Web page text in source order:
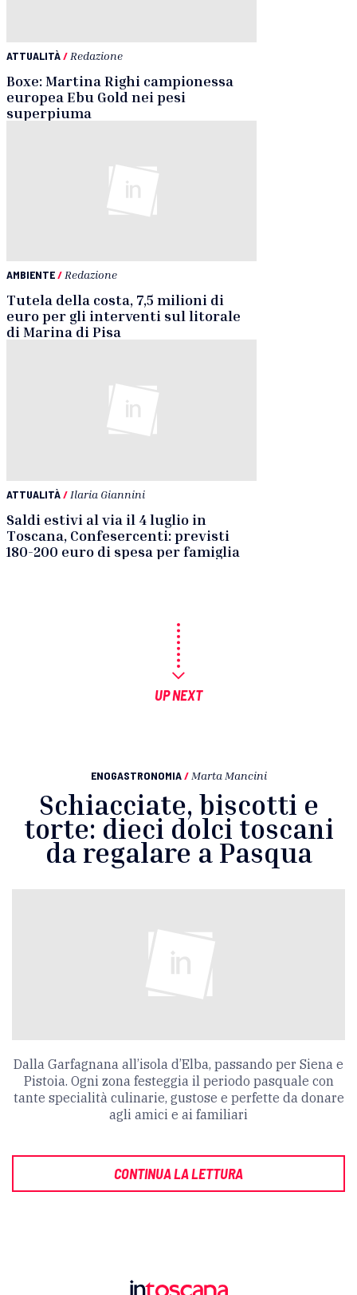
ATTUALITÀ/ Redazione
Boxe: Martina Righi campionessa
europea Ebu Gold nei pesi
superpiuma
AMBIENTE/ Redazione
Tutela della costa, 7,5 milioni di
euro per gli interventi sul litorale
di Marina di Pisa
ATTUALITÀ/ Ilaria Giannini
Saldi estivi al via il 4 luglio in
Toscana, Confesercenti: previsti
180-200 euro di spesa per famiglia
UP NEXT
ENOGASTRONOMIA / Marta Mancini
Schiacciate, biscotti e
torte: dieci dolci toscani
da regalare a Pasqua
Dalla Garfagnana all’isola d’Elba, passando per Siena e
Pistoia. Ogni zona festeggia il periodo pasquale con
tante specialità culinarie, gustose e perfette da donare
agli amici e ai familiari
CONTINUA LA LETTURA